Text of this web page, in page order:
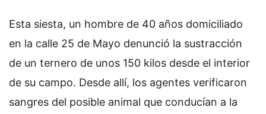
Esta siesta, un hombre de 40 años domiciliado
en la calle 25 de Mayo denunció la sustracción
de un ternero de unos 150 kilos desde el interior
de su campo. Desde allí, los agentes verificaron
sangres del posible animal que conducían a la